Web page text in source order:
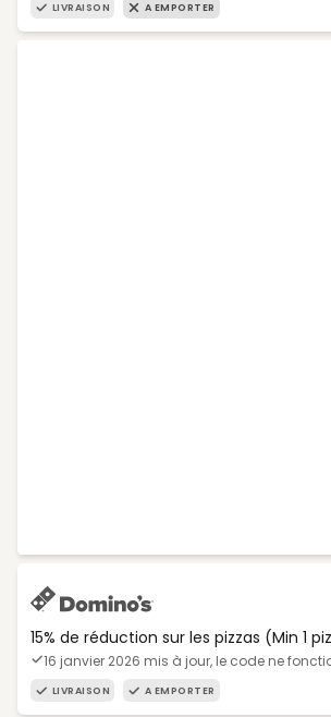
LIVRAISON A EMPORTER
15% de réduction sur les pizzas (Min 1
16 janvier 2026 mis à jour, le code ne
LIVRAISON A EMPORTER